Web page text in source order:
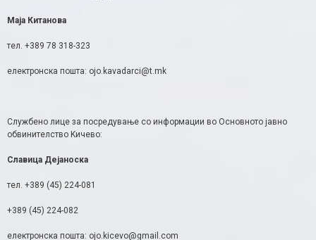
Маја Китанова
тел. +389 78 318-323
електронска пошта: ojo.kavadarci@t.mk
Службено лице за посредување со информации во Основното јавно
обвинителство Kичево:
Славица Дејаноска
тел. +389 (45) 224-081
+389 (45) 224-082
електронска пошта: ojo.kicevo@gmail.com